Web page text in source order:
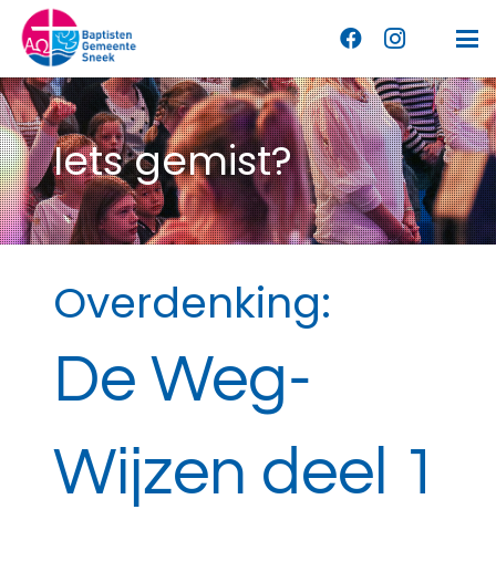
Iets gemist?
Overdenking:
De Weg-
Wijzen deel 1